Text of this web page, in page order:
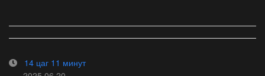
14 цаг 11 минут